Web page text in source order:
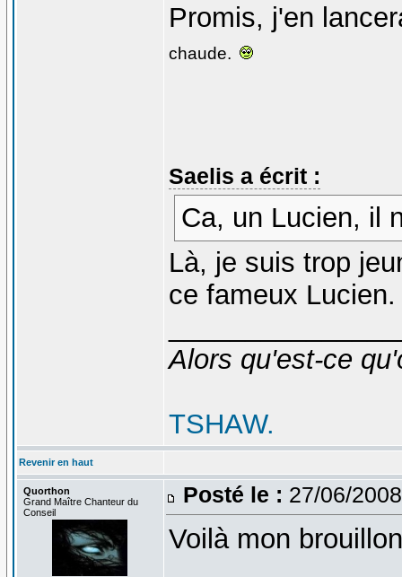
Promis, j'en
chaude.
Saelis a écrit :
Ca, un Lucien, il
Là, je suis trop
ce fameux
Alors qu'est-ce
TSHAW.
Revenir en haut
Quorthon
Grand Maître Chanteur du
Conseil
Posté le : 27/06/
Voilà mon